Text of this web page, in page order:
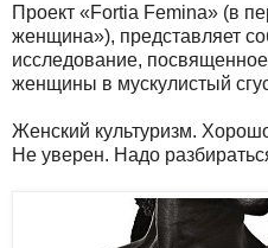
Проект «Fortia Femina» (в
женщина»), представляет
исследование,
женщины в мускулистый
Женский культуризм.
Не уверен. Надо